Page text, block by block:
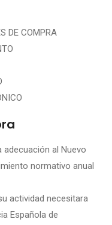
DE COMPRA
al Nuevo
normativo anual
actividad necesitara
Española de